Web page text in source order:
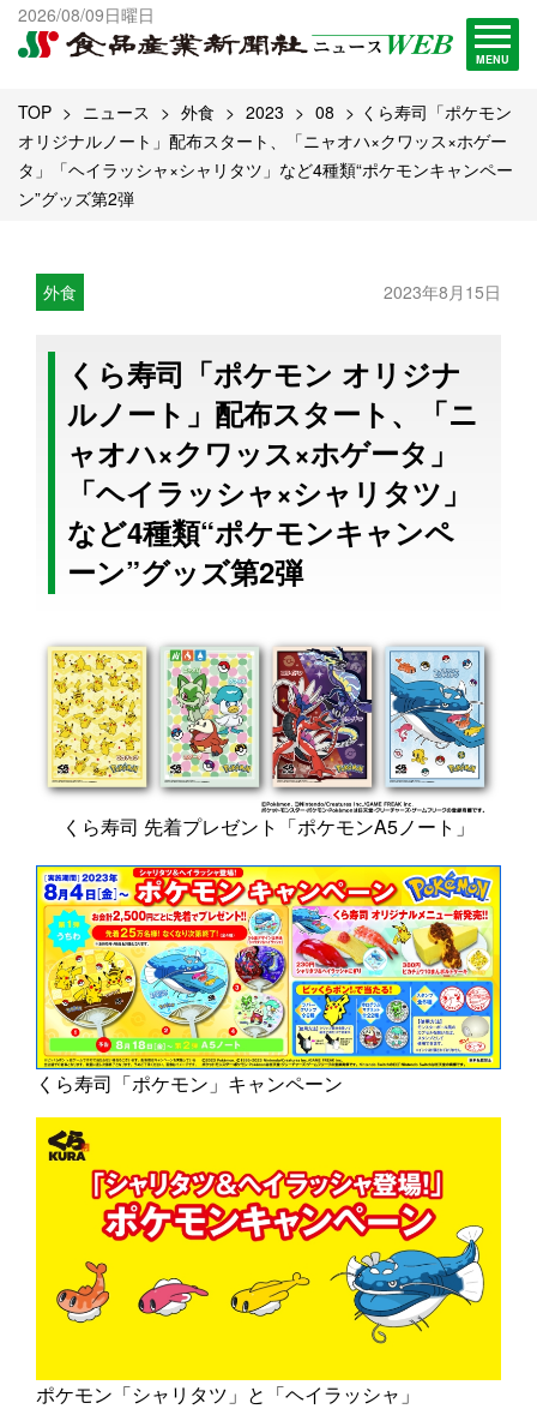
2026/08/09日曜日
MENU
出版物一覧へ
試読・購読申し込み
TOP ニュース 外食 2023 08
くら寿司「ポケモン
オリジナルノート」配布スタート、「ニャオハ×クワッス×ホゲー
タ」「ヘイラッシャ×シャリタツ」など4種類“ポケモンキャンペー
ン”グッズ第2弾
外食 2023年8月15日
くら寿司「ポケモン オリジナ
ルノート」配布スタート、「ニ
ャオハ×クワッス×ホゲータ」
「ヘイラッシャ×シャリタツ」
など4種類“ポケモンキャンペ
ーン”グッズ第2弾
くら寿司 先着プレゼント「ポケモンA5ノート」
くら寿司「ポケモン」キャンペーン
ポケモン「シャリタツ」と「ヘイラッシャ」